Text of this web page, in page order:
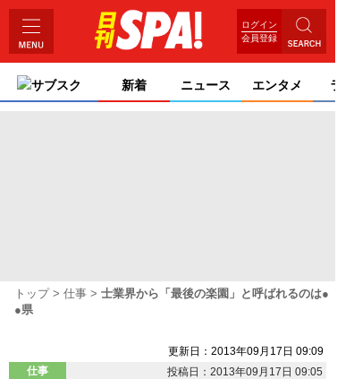
ログイン
会員登録
サブスク 新着 ニュース エンタメ ライ
トップ 仕事
士業界から「最後の楽園」と呼ばれるのは●
●県
更新日：2013年09月17日 09:09
仕事
投稿日：2013年09月17日 09:05